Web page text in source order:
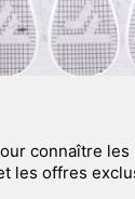
connaître
les offres